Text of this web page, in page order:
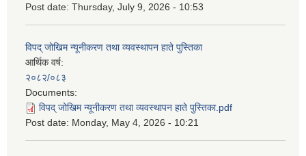
Post date: Thursday, July 9, 2026 - 10:53
विपद् जोखिम न्यूनीकरण तथा व्यवस्थापन हाते पुस्तिका
आर्थिक वर्ष:
२०८२/०८३
Documents:
विपद् जोखिम न्यूनीकरण तथा व्यवस्थापन हाते पुस्तिका.pdf
Post date: Monday, May 4, 2026 - 10:21